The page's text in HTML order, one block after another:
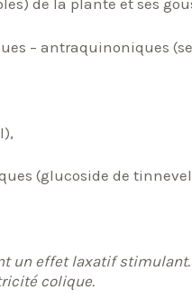
de la plante et ses
– antraquinoniques
(glucoside de
un effet laxatif
colique.